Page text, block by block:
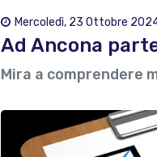
Mercoledì, 23 Ottobre
Ad Ancona
Mira a comprendere